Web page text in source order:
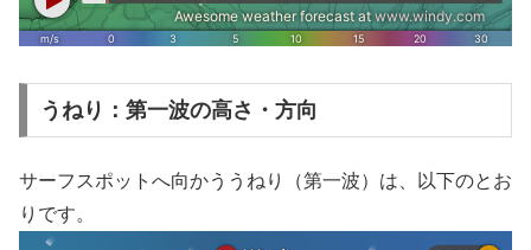
うねり：第一波の高さ・方向
サーフスポットへ向かううねり（第一波）は、以下のとお
りです。